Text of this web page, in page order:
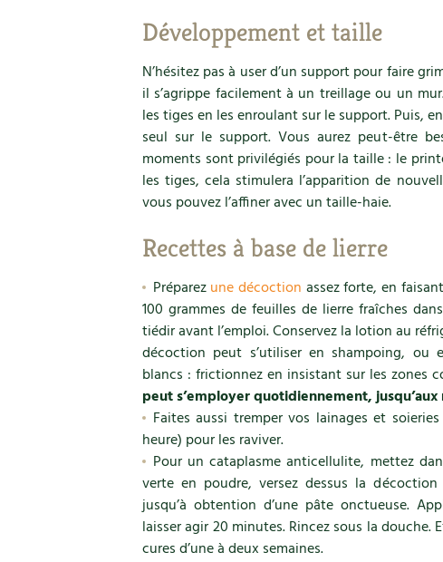
Développement et taille
N’hésitez pas à user d’un support pour faire
il s’agrippe facilement à un treillage ou un
les tiges en les enroulant sur le support. Puis,
seul sur le support. Vous aurez peut-être
moments sont privilégiés pour la taille : le
les tiges, cela stimulera l’apparition de
vous pouvez l’affiner avec un taille-haie.
Recettes à base de lierre
Préparezune décoction assez forte, en
100 grammes de feuilles de lierre fraîches
tiédir avant l’emploi. Conservez la lotion au
décoction peut s’utiliser en shampoing,
blancs : frictionnez en insistant sur les zones
peut s’employer quotidiennement,
Faites aussi tremper vos lainages et
heure) pour les raviver.
Pour un cataplasme anticellulite, mettez
verte en poudre, versez dessus la
jusqu’à obtention d’une pâte onctueuse.
laisser agir 20 minutes. Rincez sous la
cures d’une à deux semaines.